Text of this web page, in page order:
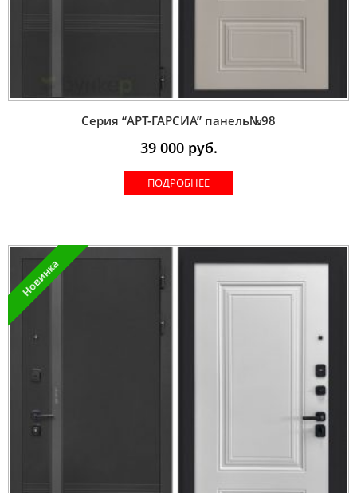
Серия “AРT-ГАРСИА” панель№98
39 000руб.
ПОДРОБНЕЕ
Новинка